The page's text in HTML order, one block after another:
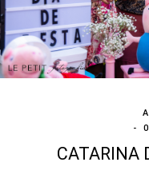
CATARINA